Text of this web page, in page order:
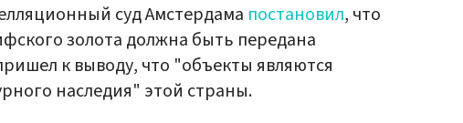
суд Амстердама постановил, что
золота должна быть передана
к выводу, что "объекты являются
наследия" этой страны.